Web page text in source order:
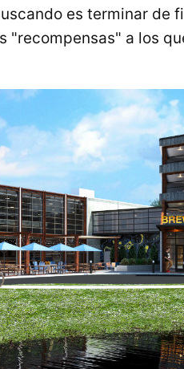
es terminar de
"recompensas" a los